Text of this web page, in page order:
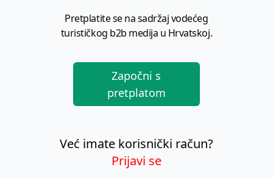
Pretplatite se na sadržaj vodećeg
turističkog b2b medija u Hrvatskoj.
Započni s
pretplatom
Već imate korisnički račun?
Prijavi se